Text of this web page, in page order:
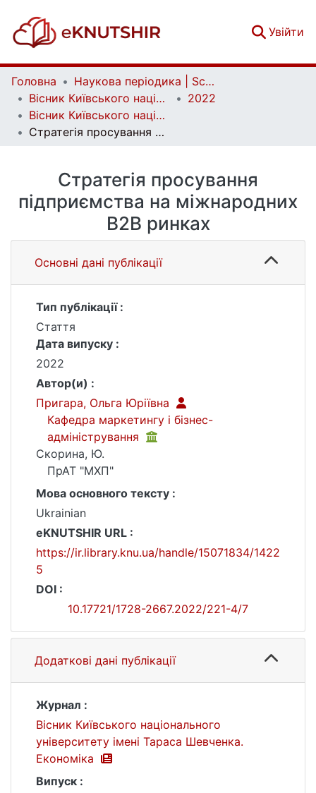
Увійти
Головна
Наукова періодика | Scientific periodicals
Вісник Київського національного університету імені Тараса Шевченка. Економіка | Bulletin of Taras Shevchenko National University of Kyiv. Economics
2022
Вісник Київського національного університету імені Тараса Шевченка. Економіка. Випуск 4(221)
Стратегія просування підприємства на міжнародних B2B ринках
Стратегія просування
підприємства на міжнародних
B2B ринках
Основні дані публікації
Тип публікації :
Стаття
Дата випуску :
2022
Автор(и) :
Пригара, Ольга Юріївна
Кафедра маркетингу і бізнес-
адміністрування
Скорина, Ю.
ПрАТ "МХП"
Мова основного тексту :
Ukrainian
eKNUTSHIR URL :
https://ir.library.knu.ua/handle/15071834/1422
5
DOI :
10.17721/1728-2667.2022/221-4/7
Додаткові дані публікації
Журнал :
Вісник Київського національного
університету імені Тараса Шевченка.
Економіка
Випуск :